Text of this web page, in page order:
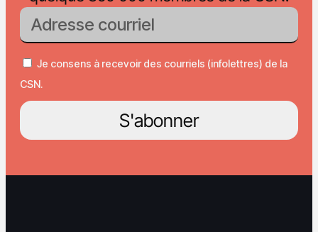
Je consens à recevoir des courriels (infolettres) de la
CSN.
S'abonner